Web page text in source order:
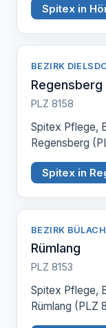
Spitex in
BEZIRK
Regensberg
PLZ 8158
Spitex Pflege,
Regensberg
Spitex in
BEZIRK BÜLACH
Rümlang
PLZ 8153
Spitex Pflege,
Rümlang (PLZ